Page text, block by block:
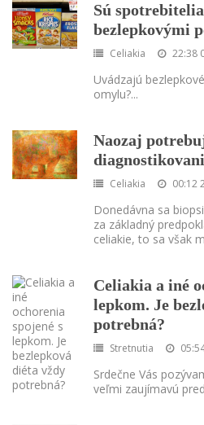
Sú
bezlepkovými
Celiakia 22:38
Uvádzajú
omylu?...
Naozaj
Celiakia 00:12
Donedávna sa
za základný
celiakie, to sa však
Celiakia a iné
lepkom. Je
potrebná?
Stretnutia
Srdečne Vás
veľmi zaujímavú